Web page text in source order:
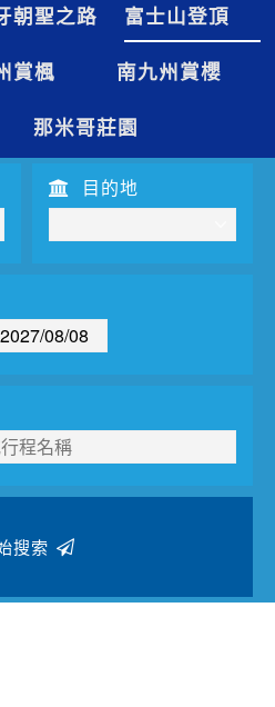
朝聖之路
富士山登頂
賞楓
南九州賞櫻
那米哥莊園
目的地
搜索